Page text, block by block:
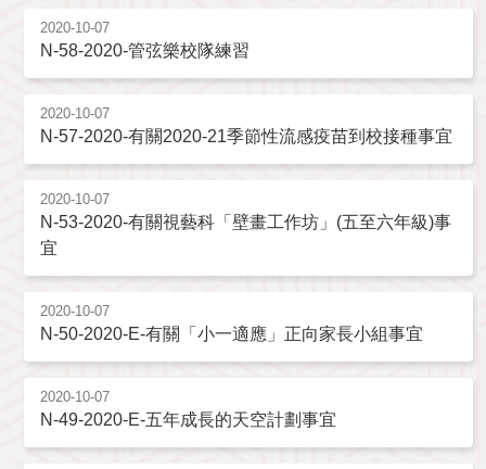
2020-10-07
N-58-2020-管弦樂校隊練習
2020-10-07
N-57-2020-有關2020-21季節性流感疫苗到校接種事宜
2020-10-07
N-53-2020-有關視藝科「壁畫工作坊」(五至六年級)事
宜
2020-10-07
N-50-2020-E-有關「小一適應」正向家長小組事宜
2020-10-07
N-49-2020-E-五年成長的天空計劃事宜